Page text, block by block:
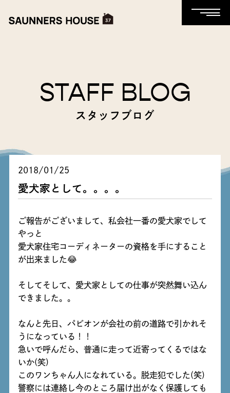
STAFF BLOG
スタッフブログ
2018/01/25
愛犬家として。。。。
ご報告がございまして、私会社一番の愛犬家でして
やっと
愛犬家住宅コーディネーターの資格を手にすること
が出来ました😂
そしてそして、愛犬家としての仕事が突然舞い込ん
できました。。
なんと先日、パピオンが会社の前の道路で引かれそ
うになっている！！
急いで呼んだら、普通に走って近寄ってくるではな
いか(笑)
このワンちゃん人になれている。脱走犯でした(笑)
警察には連絡し今のところ届け出がなく保護しても